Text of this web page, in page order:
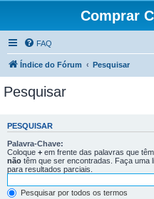
Comprar
FAQ
Índice do Fórum Pesquisar
Pesquisar
PESQUISAR
Palavra-Chave:
Coloque + em frente das palavras que
não têm que ser encontradas. Faça uma
para resultados parciais.
Pesquisar por todos os termos